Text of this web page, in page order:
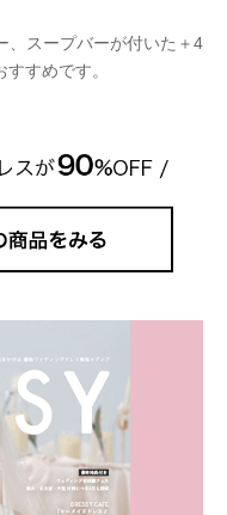
スープバーが付いた＋4
すめです。